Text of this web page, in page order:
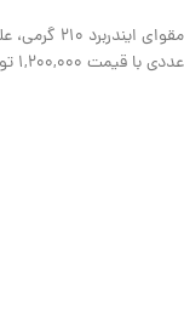
عددی با قیمت ۱,۲۰۰,۰۰۰ تومان عرضه می‌شود و انتخابی مناسب برای بوتیک‌ها، گالری‌ها و کسب‌وکارهایی است که به بسته‌بندی لوکس و مطمئن اهمیت می‌دهند.